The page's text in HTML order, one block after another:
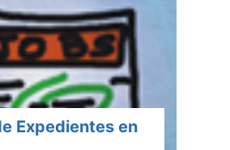
Expedientes en